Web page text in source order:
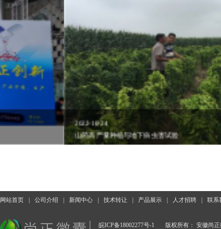
2022-10-24
山药高产量种植与地下病虫害试验
网站首页 公司介绍 新闻中心 技术转让 产品展示 人才招聘 联系
皖ICP备18002277号-1
版权所有： 安徽尚